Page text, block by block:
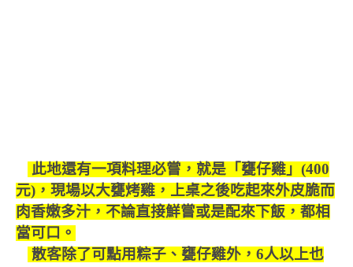
此地還有一項料理必嘗，就是「甕仔雞」(400
元)，現場以大甕烤雞，上桌之後吃起來外皮脆而
肉香嫩多汁，不論直接鮮嘗或是配來下飯，都相
當可口。
散客除了可點用粽子、甕仔雞外，6人以上也